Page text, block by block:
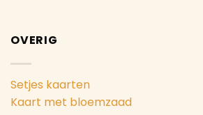
OVERIG
Setjes kaarten
Kaart met bloemzaad